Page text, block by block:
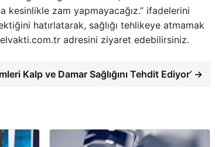
kesinlikle zam yapmayacağız.” ifadelerini
hatırlatarak, sağlığı tehlikeye atmamak
adresini ziyaret edebilirsiniz.
Kalp ve Damar Sağlığını Tehdit Ediyor’ →